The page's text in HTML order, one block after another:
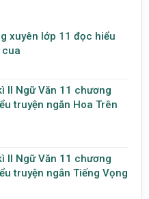
xuyên lớp 11 đọc hiểu
cua
II Ngữ Văn 11 chương
truyện ngắn Hoa Trên
II Ngữ Văn 11 chương
truyện ngắn Tiếng Vọng